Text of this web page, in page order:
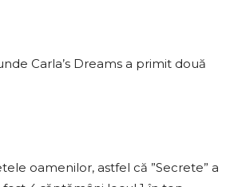
Carla’s Dreams a primit două
oamenilor, astfel că ”Secrete” a